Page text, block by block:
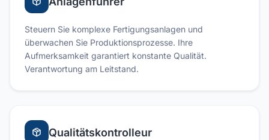
Steuern Sie komplexe Fertigungsanlagen und
überwachen Sie Produktionsprozesse. Ihre
Aufmerksamkeit garantiert konstante Qualität.
Verantwortung am Leitstand.
Qualitätskontrolleur